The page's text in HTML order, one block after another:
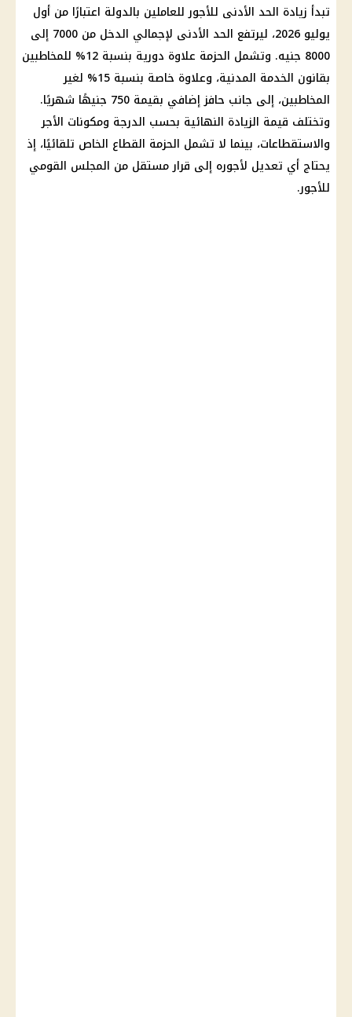
تبدأ زيادة الحد الأدنى للأجورللعاملين بالدولة اعتبارًا من أول
يوليو 2026، ليرتفع الحد الأدنى لإجمالي الدخل من 7000 إلى
8000 جنيه. وتشمل الحزمة
علاوة دورية
بنسبة 12% للمخاطبين
بقانون الخدمة المدنية، وعلاوة خاصة بنسبة 15% لغير
المخاطبين، إلى جانب حافز إضافي
بقيمة 750 جنيهًا شهريًا.
وتختلف قيمة الزيادة النهائية بحسب الدرجة ومكونات الأجر
والاستقطاعات، بينما لا تشمل الحزمة القطاع الخاص تلقائيًا، إذ
يحتاج أي تعديل لأجوره إلى قرار مستقل من المجلس القومي
للأجور.